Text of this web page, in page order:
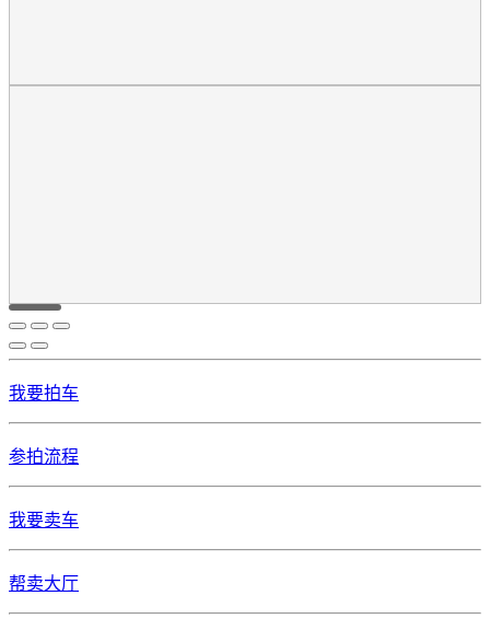
我要拍车
参拍流程
我要卖车
帮卖大厅